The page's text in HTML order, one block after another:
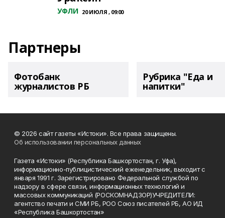
УФЛИ 20 ИЮЛЯ , 09:00
Партнеры
Фотобанк
журналистов РБ
Рубрика "Еда и
напитки"
© 2026 сайт газеты «Истоки». Все права защищены.
Об использовании персональных данных
Газета «Истоки» (Республика Башкортостан, г. Уфа),
информационно-публицистический еженедельник, выходит с
января 1991 г. Зарегистрировано Федеральной службой по
надзору в сфере связи, информационных технологий и
массовых коммуникаций (РОСКОМНАДЗОР)УЧРЕДИТЕЛИ:
агентство печати и СМИ РБ, РОО Союз писателей РБ, АО ИД
«Республика Башкортостан»